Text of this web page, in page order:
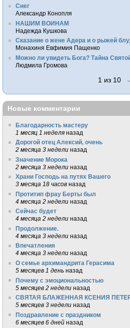
Снег
Александр Конопля
НАШИМ ВОИНАМ
Надежда Кушкова
Сказание о жене Адера и о рыжей
Монахиня Евфимия Пащенко
Можно ли увидеть Бога? Тайна
Людмила Громова
1 из 10
Новые комментарии
Благодарность мастеру
1 месяц 1 неделя назад
Дорогой отец Алексий, очень
2 месяца 3 недели назад
Значение Морока
2 месяца 3 недели назад
Храни Господь на путях Вашего
3 месяца 18 часов назад
Протитип фрау Берты был
4 месяца 2 недели назад
Сейчас будет
4 месяца 2 недели назад
Продолжение.
4 месяца 3 недели назад
Впечатления
4 месяца 3 недели назад
О семье архимандрита Герасима
5 месяцев 1 день назад
Почему с эмоциональностью
5 месяцев 2 недели назад
СВЯТАЯ БЛАЖЕННАЯ КСЕНИЯ
5 месяцев 3 недели назад
Поздравление с праздником
6 месяцев 6 дней назад